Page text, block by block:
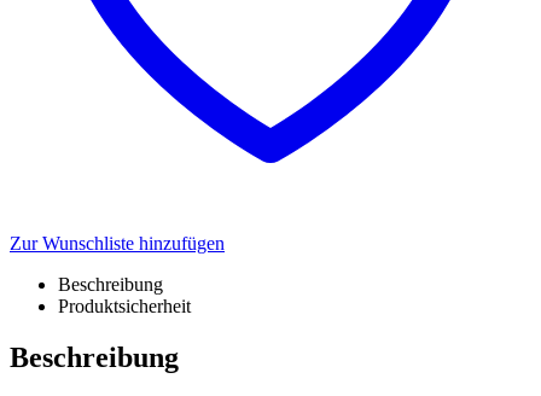
Zur Wunschliste hinzufügen
Beschreibung
Produktsicherheit
Beschreibung